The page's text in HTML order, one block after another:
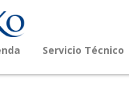
Servicio Técnico